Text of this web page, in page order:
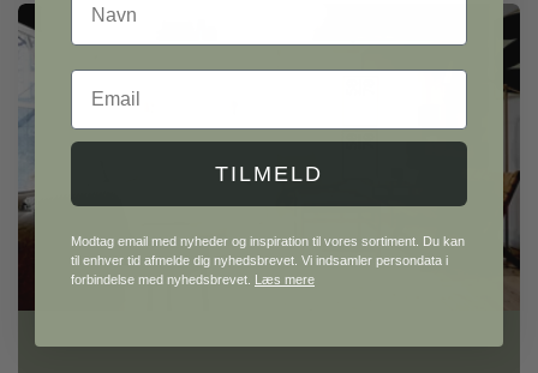
Email
TILMELD
Modtag email med nyheder og inspiration til vores sortiment. Du kan
til enhver tid afmelde dig nyhedsbrevet. Vi indsamler persondata i
forbindelse med nyhedsbrevet. Læs mere